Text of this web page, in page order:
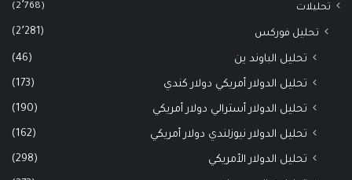
تحليلات (2٬768)
تحليل فوركس (2٬281)
تحليل الباوند ين (46)
تحليل الدولار أمريكي دولار كندي (173)
تحليل الدولار أسترالي دولار أمريكي (190)
تحليل الدولار نيوزلندي دولار أمريكي (162)
تحليل الدولار الأمريكي (298)